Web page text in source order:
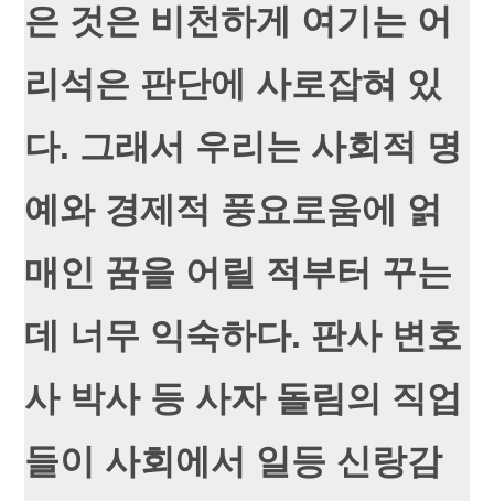
은 것은 비천하게 여기는 어
리석은 판단에 사로잡혀 있
다. 그래서 우리는 사회적 명
예와 경제적 풍요로움에 얽
매인 꿈을 어릴 적부터 꾸는
데 너무 익숙하다. 판사 변호
사 박사 등 사자 돌림의 직업
들이 사회에서 일등 신랑감